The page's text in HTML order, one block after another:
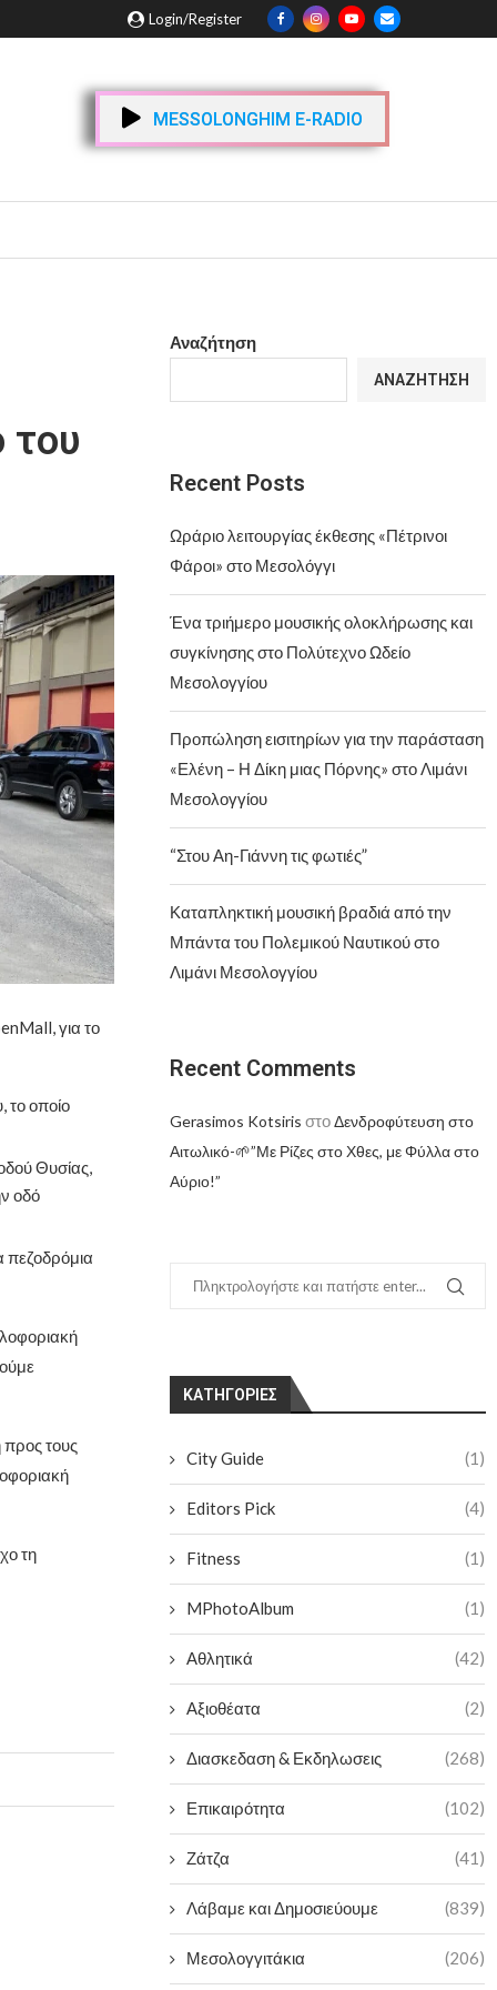
Login/Register
MESSOLONGHIM E-RADIO
του
για το
το οποίο
Θυσίας,
οδό
πεζοδρόμια
προς τους
τη
Αναζήτηση
ΑΝΑΖΉΤΗΣΗ
Recent Posts
Ωράριο λειτουργίας έκθεσης «Πέτρινοι
Φάροι» στο Μεσολόγγι
Ένα τριήμερο μουσικής ολοκλήρωσης και
συγκίνησης στο Πολύτεχνο Ωδείο
Μεσολογγίου
Προπώληση εισιτηρίων για την παράσταση
«Ελένη – Η Δίκη μιας Πόρνης» στο Λιμάνι
Μεσολογγίου
“Στου Αη-Γιάννη τις φωτιές”
Καταπληκτική μουσική βραδιά από την
Μπάντα του Πολεμικού Ναυτικού στο
Λιμάνι Μεσολογγίου
Recent Comments
Gerasimos Kotsiris στοΔενδροφύτευση στο
Αιτωλικό-🌱”Με Ρίζες στο Χθες, με Φύλλα στο
Αύριο!”
KΑΤΗΓΟΡΊΕΣ
City Guide (1)
Editors Pick (4)
Fitness (1)
MPhotoAlbum (1)
Αθλητικά (42)
Αξιοθέατα (2)
Διασκεδαση & Εκδηλωσεις (268)
Επικαιρότητα (102)
Ζάτζα (41)
Λάβαμε και Δημοσιεύουμε (839)
Μεσολογγιτάκια (206)